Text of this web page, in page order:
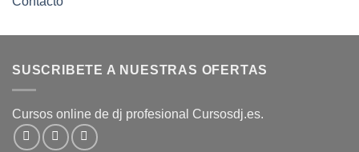
SUSCRIBETE A NUESTRAS OFERTAS
Cursos online de dj profesional Cursosdj.es.